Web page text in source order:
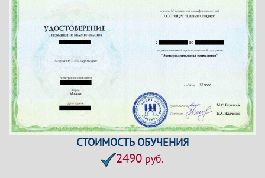
СТОИМОСТЬ ОБУЧЕНИЯ
2490 руб.